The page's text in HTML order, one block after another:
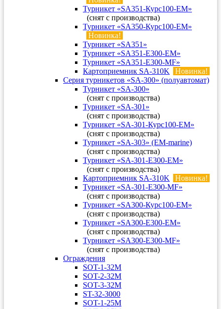
Турникет «SA351-Курс100-ЕМ»
(снят с производства)
Турникет «SA350-Курс100-EM»
Новинка!
Турникет «SA351»
Турникет «SA351-Е300-ЕМ»
Турникет «SA351-Е300-MF»
Картоприемник SA-310K
Новинка!
Серия турникетов «SA-300» (полуавтомат)
Турникет «SA-300»
(снят с производства)
Турникет «SA-301»
(снят с производства)
Турникет «SA-301-Курс100-ЕМ»
(снят с производства)
Турникет «SA-303» (EM-marine)
(снят с производства)
Турникет «SA-301-Е300-ЕМ»
(снят с производства)
Картоприемник SA-310K
Новинка!
Турникет «SA-301-Е300-MF»
(снят с производства)
Турникет «SA300-Курс100-ЕМ»
(снят с производства)
Турникет «SA300-Е300-EM»
(снят с производства)
Турникет «SA300-Е300-MF»
(снят с производства)
Ограждения
SOT-1-32М
SOT-2-32М
SOT-3-32М
ST-32-3000
SOT-1-25М